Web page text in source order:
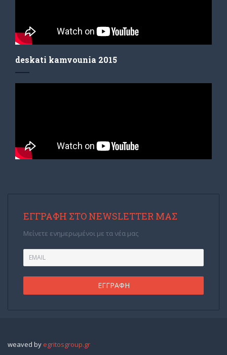
deskati kamvounia 2015
ΕΓΓΡΑΦΉ ΣΤΟ NEWSLETTER ΜΑΣ
Μείνετε ενημερωμένοι με τα νέα μας
weaved by egritosgroup.gr